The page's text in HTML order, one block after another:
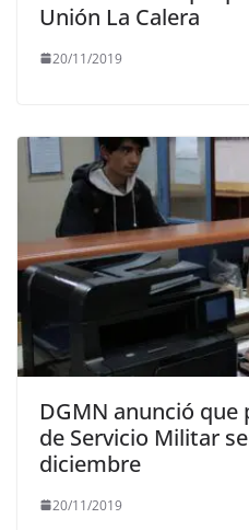
Unión La Calera
20/11/2019
DGMN anunció
de Servicio Militar
diciembre
20/11/2019